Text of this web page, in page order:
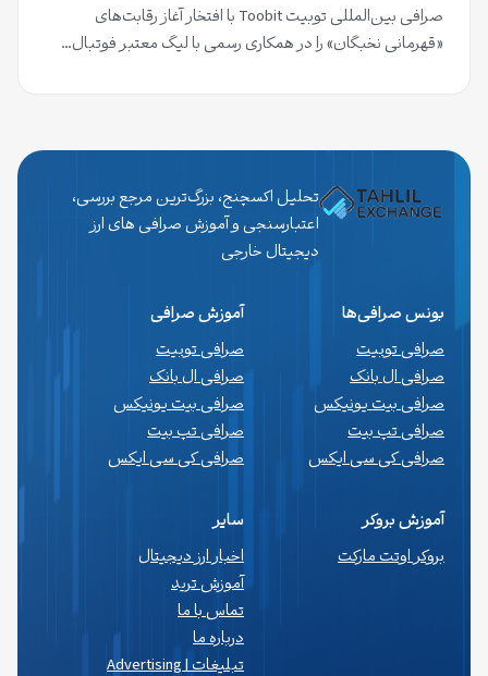
صرافی بین‌المللی توبیت Toobit با افتخار آغاز رقابت‌های
«قهرمانی نخبگان» را در همکاری رسمی با لیگ معتبر فوتبال…
تحلیل اکسچنج، بزرگ‌ترین مرجع بررسی،
اعتبارسنجی و آموزش صرافی های ارز
دیجیتال خارجی
بونس صرافی‌ها
صرافی توبیت
صرافی ال بانک
صرافی بیت یونیکس
صرافی تپ بیت
صرافی کی سی ایکس
آموزش صرافی
صرافی توبیت
صرافی ال بانک
صرافی بیت یونیکس
صرافی تپ بیت
صرافی کی سی ایکس
آموزش بروکر
بروکر اوتت مارکت
سایر
اخبار ارز دیجیتال
آموزش ترید
تماس با ما
درباره ما
تبلیغات | Advertising